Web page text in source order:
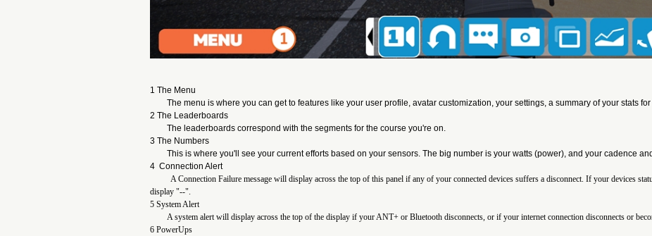
1 The Menu
The menu is where you can get to features like your user profile, avatar customization, your settings, a summary of your stats
2 The Leaderboards
The leaderboards correspond with the segments for the course you're on.
3 The Numbers
This is where you'll see your current efforts based on your sensors. The big number is your watts (power), and your cadence
4 Connection Alert
A Connection Failure message will display across the top of this panel if any of your connected devices suffers a disconnect. If your devices
display "--".
5 System Alert
A system alert will display across the top of the display if your ANT+ or Bluetooth disconnects, or if your internet connection disconnects or
6 PowerUps